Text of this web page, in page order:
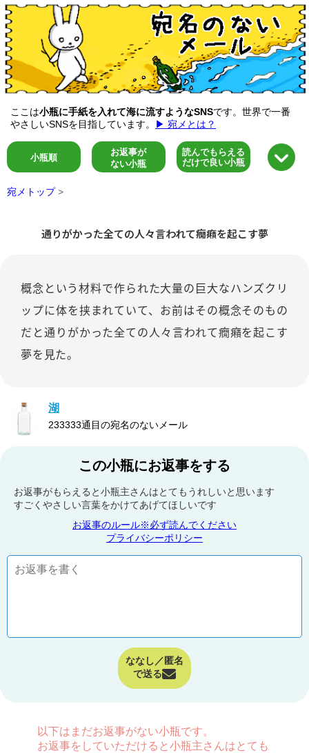
ここは小瓶に手紙を入れて海に流すようなSNSです。世界で一番
やさしいSNSを目指しています。
▶ 宛メとは？
小瓶順
お返事が
ない小瓶
読んでもらえる
だけで良い小瓶
宛メトップ >
通りがかった全ての人々言われて癇癪を起こす夢
概念という材料で作られた大量の巨大なハンズクリ
ップに体を挟まれていて、お前はその概念そのもの
だと通りがかった全ての人々言われて癇癪を起こす
夢を見た。
湖
233333通目の宛名のないメール
この小瓶にお返事をする
お返事がもらえると小瓶主さんはとてもうれしいと思います
すごくやさしい言葉をかけてあげてほしいです
お返事のルール※必ず読んでください
プライバシーポリシー
ななし／匿名
で送る
以下はまだお返事がない小瓶です。
お返事をしていただけると小瓶主さんはとても